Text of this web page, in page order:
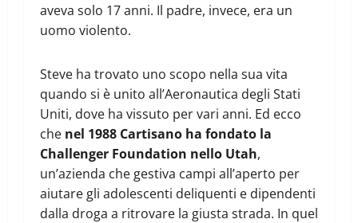
aveva solo 17 anni. Il padre, invece, era un
uomo violento.
Steve ha trovato uno scopo nella sua vita
quando si è unito all’Aeronautica degli Stati
Uniti, dove ha vissuto per vari anni. Ed ecco
che nel 1988 Cartisano ha fondato la
Challenger Foundation nello Utah,
un’azienda che gestiva campi all’aperto per
aiutare gli adolescenti deliquenti e dipendenti
dalla droga a ritrovare la giusta strada. In quel